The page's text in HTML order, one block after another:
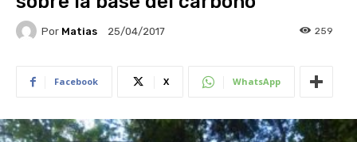
Por Matias 25/04/2017 259
Facebook X WhatsApp